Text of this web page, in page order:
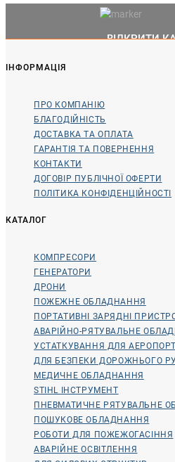
ВІДКРИТИ
ІНФОРМАЦІЯ
ПРО КОМПАНІЮ
БЛАГОДІЙНІСТЬ
ДОСТАВКА ТА ОПЛАТА
ГАРАНТІЯ ТА ПОВЕРНЕННЯ
КОНТАКТИ
ДОГОВІР ПУБЛІЧНОЇ ОФЕРТИ
ПОЛІТИКА КОНФІДЕНЦІЙНОСТІ
КАТАЛОГ
КОМПРЕСОРИ
ГЕНЕРАТОРИ
ДРОНИ
ПОЖЕЖНЕ ОБЛАДНАННЯ
ПОРТАТИВНІ ЗАРЯДНІ
АВАРІЙНО-РЯТУВАЛЬНЕ
УСТАТКУВАННЯ ДЛЯ
ДЛЯ БЕЗПЕКИ ДОРОЖНЬОГО
МЕДИЧНЕ ОБЛАДНАННЯ
STIHL ІНСТРУМЕНТ
ПНЕВМАТИЧНЕ РЯТУВАЛЬНЕ
ПОШУКОВЕ ОБЛАДНАННЯ
РОБОТИ ДЛЯ ПОЖЕЖОГАСІННЯ
АВАРІЙНЕ ОСВІТЛЕННЯ